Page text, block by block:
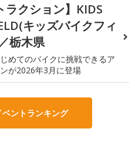
ラクション】KIDS
キッズバイクフィ
栃木県
めてのバイクに挑戦できるア
が2026年3月に登場
ントランキング